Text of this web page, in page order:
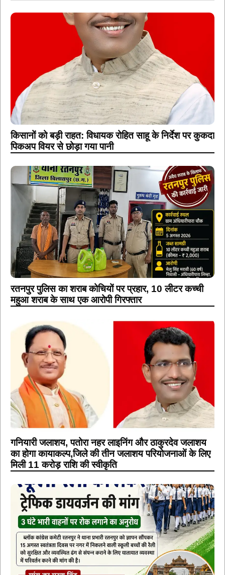
किसानों को बड़ी राहत: विधायक रोहित साहू के निर्देश पर कुकदा
पिकअप वियर से छोड़ा गया पानी
रतनपुर पुलिस का शराब कोचियों पर प्रहार, 10 लीटर कच्ची
महुआ शराब के साथ एक आरोपी गिरफ्तार
गनियारी जलाशय, पतोरा नहर लाइनिंग और ठाकुरदेव जलाशय
का होगा कायाकल्प,जिले की तीन जलाशय परियोजनाओं के लिए
मिली 11 करोड़ राशि की स्वीकृति